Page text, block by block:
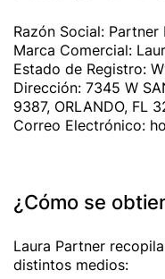
Razón Social: Partner
Marca Comercial:
Estado de Registro:
Dirección: 7345 W
9387, ORLANDO, FL
Correo Electrónico:
¿Cómo se
Laura Partner
distintos medios: